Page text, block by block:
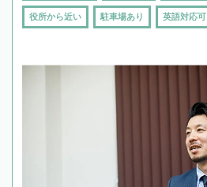
役所から近い 駐車場あり 英語対応可